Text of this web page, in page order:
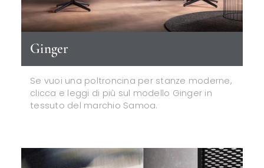
Ginger
Se vuoi una poltroncina per stanze moderne,
clicca e leggi di più sul modello Ginger in
tessuto del marchio Samoa.